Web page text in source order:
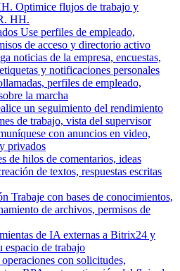
Optimice flujos de trabajo y
HH.
Use perfiles de empleado,
de acceso y directorio activo
noticias de la empresa, encuestas,
y notificaciones personales
perfiles de empleado,
la marcha
un seguimiento del rendimiento
de trabajo, vista del supervisor
con anuncios en video,
privados
de hilos de comentarios, ideas
de textos, respuestas escritas
Trabaje con bases de conocimientos,
de archivos, permisos de
de IA externas a Bitrix24 y
espacio de trabajo
con solicitudes,